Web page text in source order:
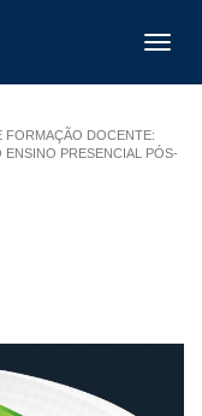
FORMAÇÃO DOCENTE:
PRESENCIAL PÓS-